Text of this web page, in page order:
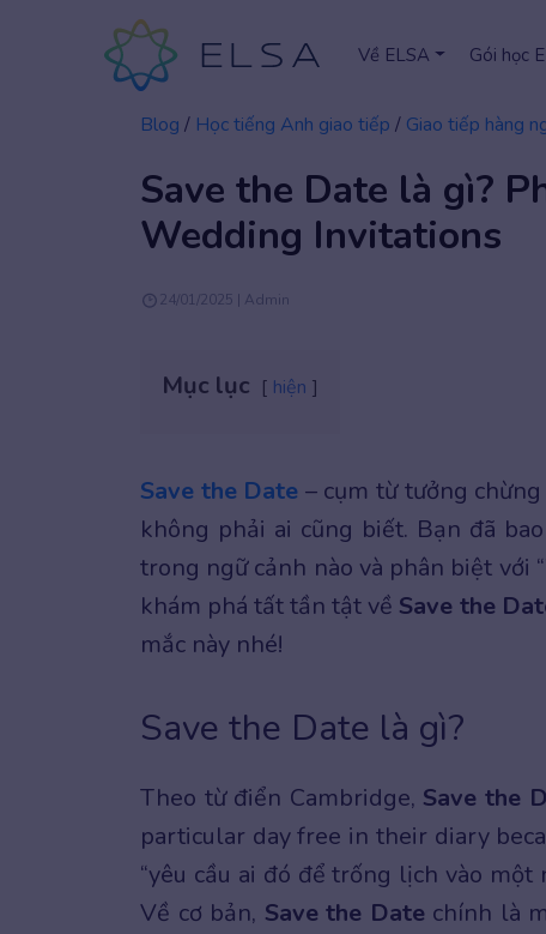
Về ELSA Gói học
Blog / Học tiếng Anh giao tiếp / Giao tiếp hàng
Save the Date là gì?
Wedding Invitations
24/01/2025 | Admin
Mục lục hiện
Save the Date – cụm từ tưởng
không phải ai cũng biết. Bạn đã
trong ngữ cảnh nào và phân biệt với
khám phá tất tần tật về Save the
mắc này nhé!
Save the Date là gì?
Theo từ điển Cambridge, Save the
particular day free in their diary
“yêu cầu ai đó để trống lịch vào
Về cơ bản, Save the Datechính là